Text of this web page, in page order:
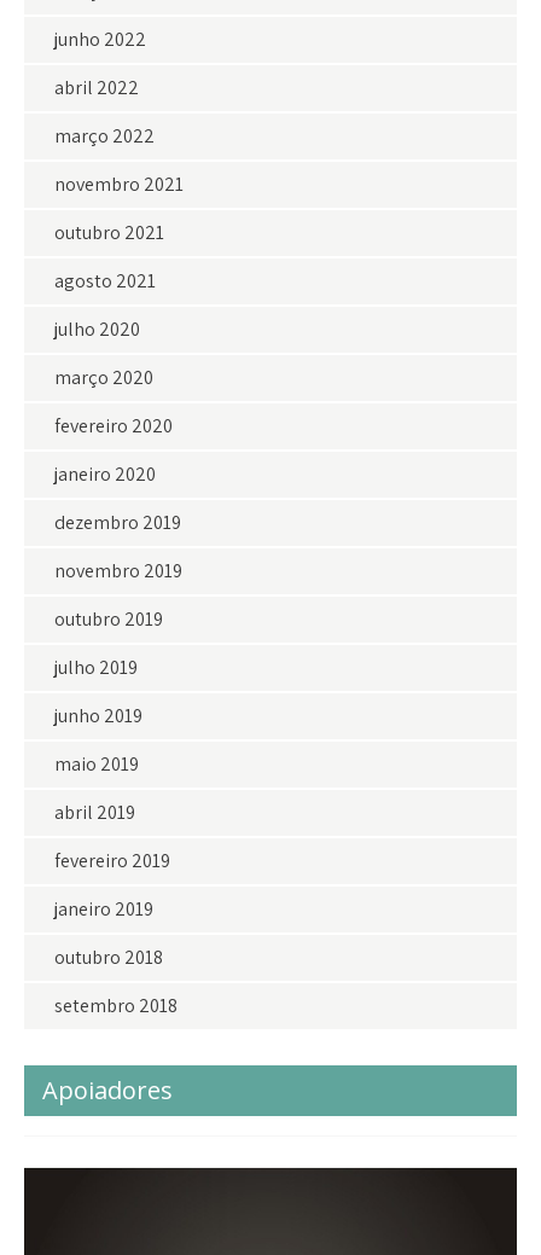
junho 2022
abril 2022
março 2022
novembro 2021
outubro 2021
agosto 2021
julho 2020
março 2020
fevereiro 2020
janeiro 2020
dezembro 2019
novembro 2019
outubro 2019
julho 2019
junho 2019
maio 2019
abril 2019
fevereiro 2019
janeiro 2019
outubro 2018
setembro 2018
Apoiadores